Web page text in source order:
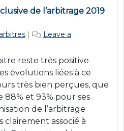
de l’arbitrage 2019
|
Leave a
reste très positive
évolutions liées à ce
très bien perçues, que
88% et 93% pour ses
de l’arbitrage
clairement associé à